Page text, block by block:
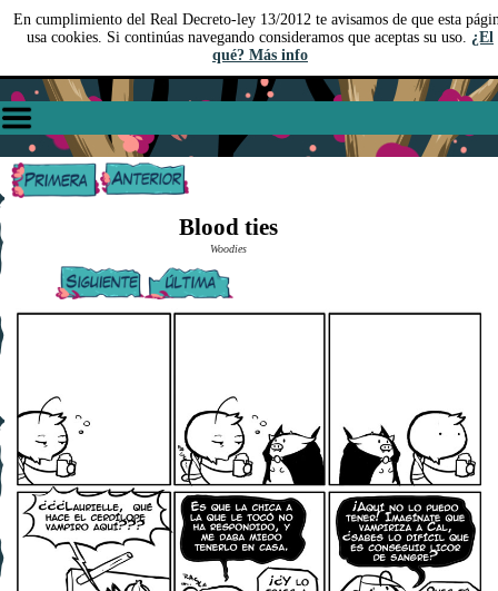
En cumplimiento del Real Decreto-ley 13/2012 te avisamos de que esta
usa cookies. Si continúas navegando consideramos que aceptas su uso. ¿El
qué? Más info
Blood ties
Woodies